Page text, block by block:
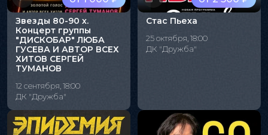
Звезды 80-90 х.
Концерт группы
"ДИСКОБАР" ЛЮБА
ГУСЕВА И АВТОР ВСЕХ
ХИТОВ СЕРГЕЙ
ТУМАНОВ
12 сентября, 18:00
ДК "Дружба"
Стас Пьеха
25 октября, 18:00
ДК "Дружба"